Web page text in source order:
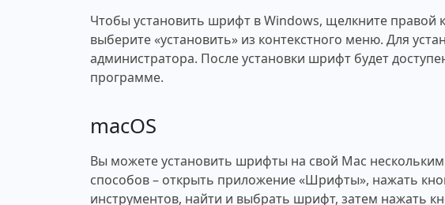
Чтобы установить шрифт в Windows, щелкните
выберите «установить» из контекстного меню. Для
администратора. После установки шрифт будет
программе.
macOS
Вы можете установить шрифты на свой Mac
способов – открыть приложение «Шрифты», нажать
инструментов, найти и выбрать шрифт, затем нажать